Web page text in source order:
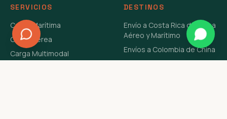
SERVICIOS
Carga Marítima
Carga Aérea
Carga Multimodal
DESTINOS
Envío a Costa Rica de China
Aéreo y Marítimo
Envíos a Colombia de China